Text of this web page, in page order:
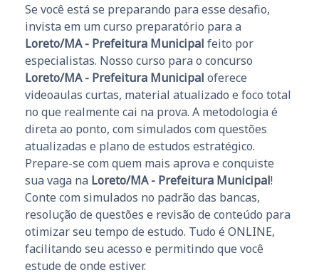
Se você está se preparando para esse desafio,
invista em um curso preparatório para a
Loreto/MA - Prefeitura Municipal feito por
especialistas. Nosso curso para o concurso
Loreto/MA - Prefeitura Municipal oferece
videoaulas curtas, material atualizado e foco total
no que realmente cai na prova. A metodologia é
direta ao ponto, com simulados com questões
atualizadas e plano de estudos estratégico.
Prepare-se com quem mais aprova e conquiste
sua vaga na Loreto/MA - Prefeitura Municipal!
Conte com simulados no padrão das bancas,
resolução de questões e revisão de conteúdo para
otimizar seu tempo de estudo. Tudo é ONLINE,
facilitando seu acesso e permitindo que você
estude de onde estiver.